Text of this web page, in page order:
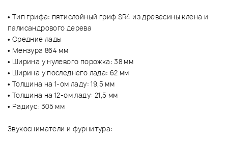
• Тип грифа: пятислойный гриф SR4 из древесины клена и
палисандрового дерева
• Средние лады
• Мензура 864 мм
• Ширина у нулевого порожка: 38 мм
• Ширина у последнего лада: 62 мм
• Толщина на 1-ом ладу: 19,5 мм
• Толщина на 12-ом ладу: 21,5 мм
• Радиус: 305 мм
Звукосниматели и фурнитура: